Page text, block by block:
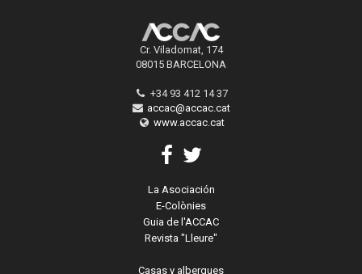
Cr. Viladomat, 174
08015 BARCELONA
+34 93 412 14 37
accac@accac.cat
www.accac.cat
La Asociación
E-Colònies
Guia de l'ACCAC
Revista "Lleure"
Casas y albergues